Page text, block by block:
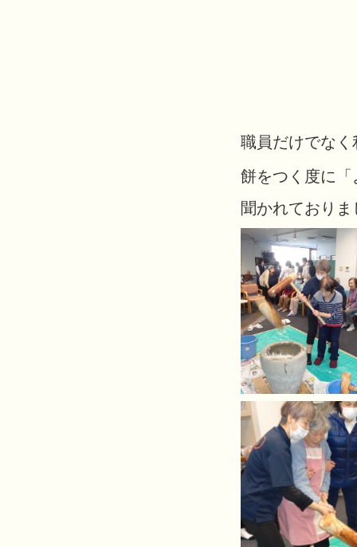
職員だけでな
餅をつく度に
聞かれており